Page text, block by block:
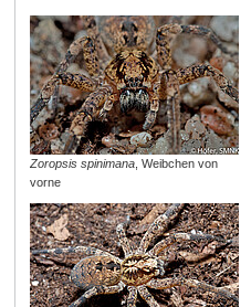
Zoropsis spinimana, Weibchen von
vorne